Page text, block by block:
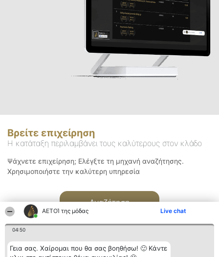
ΑΕΤΟΊ της μόδας Live chat
04:50
Γεια σας. Χαίρομαι που θα σας βοηθήσω! 🙂 Κάντε
Βρείτε επιχείρηση
Η κατάταξη περιλαμβάνει τους καλύτερους στον κλάδο
Ψάχνετε επιχείρηση; Ελέγξτε τη μηχανή αναζήτησης.
Χρησιμοποιήστε την καλύτερη υπηρεσία
Αναζήτηση